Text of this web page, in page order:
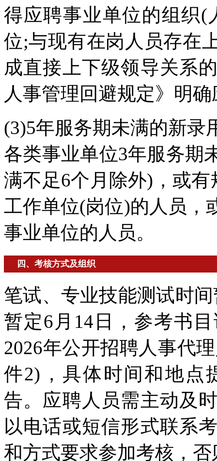
得应聘事业单位的组织(
位;与现有在岗人员存在
成直接上下级领导关系
人事管理回避规定》明
(3)5年服务期未满的新录
各类事业单位3年服务期
满不足6个月除外)，或
工作单位(岗位)的人员，
事业单位的人员。
四、考核方式及组织
笔试、专业技能测试时
暂定6月14日，参考书
2026年公开招聘人事代
件2)，具体时间和地点
告。应聘人员需主动及
以电话或短信形式联系
和方式要求参加考核，